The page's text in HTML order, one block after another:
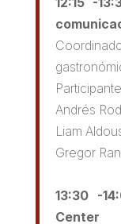
Andrés
Liam
Gregor
13:30 -
Center